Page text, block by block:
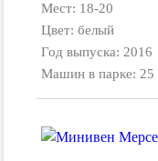
Мест: 18-20
Цвет: белый
Год выпуска: 2016
Машин в парке: 25